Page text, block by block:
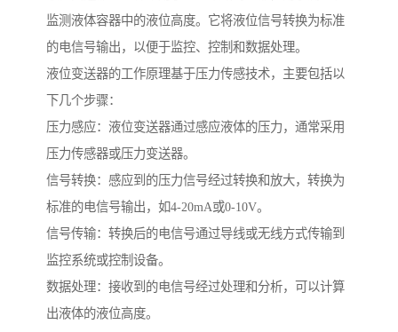
监测液体容器中的液位高度。它将液位信号转换为标准
的电信号输出，以便于监控、控制和数据处理。
液位变送器的工作原理基于压力传感技术，主要包括以
下几个步骤：
压力感应：液位变送器通过感应液体的压力，通常采用
压力传感器或压力变送器。
信号转换：感应到的压力信号经过转换和放大，转换为
标准的电信号输出，如4-20mA或0-10V。
信号传输：转换后的电信号通过导线或无线方式传输到
监控系统或控制设备。
数据处理：接收到的电信号经过处理和分析，可以计算
出液体的液位高度。